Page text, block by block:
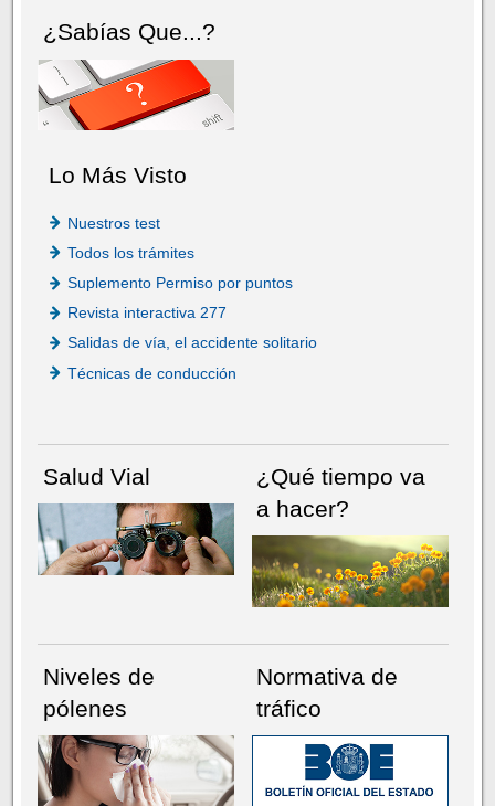
¿Sabías Que...?
Lo Más Visto
Nuestros test
Todos los trámites
Suplemento Permiso por puntos
Revista interactiva 277
Salidas de vía, el accidente solitario
Técnicas de conducción
Salud Vial
¿Qué tiempo va
a hacer?
Niveles de
pólenes
Normativa de
tráfico